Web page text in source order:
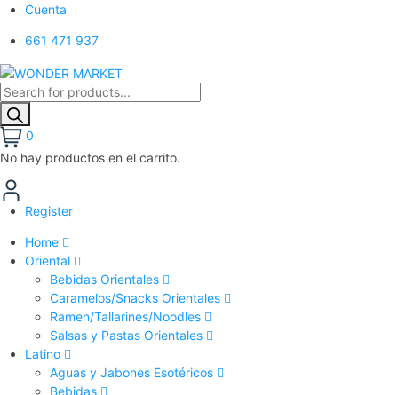
Cuenta
661 471 937
Búsqueda
de
productos
0
No hay productos en el carrito.
Register
Home
Oriental
Bebidas Orientales
Caramelos/Snacks Orientales
Ramen/Tallarines/Noodles
Salsas y Pastas Orientales
Latino
Aguas y Jabones Esotéricos
Bebidas